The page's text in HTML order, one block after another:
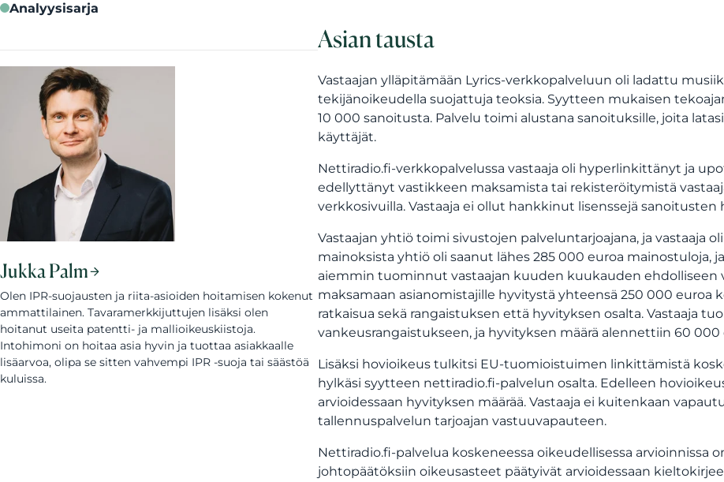
Analyysisarja
Jukka Palm
Olen IPR-suojausten ja riita-asioiden hoitamisen kokenut
ammattilainen. Tavaramerkkijuttujen lisäksi olen
hoitanut useita patentti- ja mallioikeuskiistoja.
Intohimoni on hoitaa asia hyvin ja tuottaa asiakkaalle
lisäarvoa, olipa se sitten vahvempi IPR -suoja tai säästöä
kuluissa.
Asian tausta
Vastaajan ylläpitämään Lyrics-verkkopalveluun oli ladattu
tekijänoikeudella suojattuja teoksia. Syytteen mukaisen tekoajan
10 000 sanoitusta. Palvelu toimi alustana sanoituksille, joita
käyttäjät.
Nettiradio.fi-verkkopalvelussa vastaaja oli hyperlinkittänyt ja
edellyttänyt vastikkeen maksamista tai rekisteröitymistä
verkkosivuilla. Vastaaja ei ollut hankkinut lisenssejä
Vastaajan yhtiö toimi sivustojen palveluntarjoajana, ja vastaaja
mainoksista yhtiö oli saanut lähes 285 000 euroa mainostuloja,
aiemmin tuominnut vastaajan kuuden kuukauden
maksamaan asianomistajille hyvitystä yhteensä 250 000
ratkaisua sekä rangaistuksen että hyvityksen osalta. Vastaaja
vankeusrangaistukseen, ja hyvityksen määrä alennettiin 60
Lisäksi hovioikeus tulkitsi EU-tuomioistuimen linkittämistä
hylkäsi syytteen nettiradio.fi-palvelun osalta. Edelleen
arvioidessaan hyvityksen määrää. Vastaaja ei kuitenkaan
tallennuspalvelun tarjoajan vastuuvapauteen.
Nettiradio.fi-palvelua koskeneessa oikeudellisessa arvioinnissa
johtopäätöksiin oikeusasteet päätyivät arvioidessaan